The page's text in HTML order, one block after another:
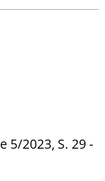
5/2023, S. 29 -